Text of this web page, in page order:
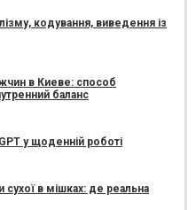
кодування, виведення із
в Киеве: способ
баланс
у щоденній роботі
сухої в мішках: де реальна